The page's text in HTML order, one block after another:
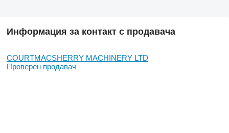
Информация за контакт с продавача
COURTMACSHERRY MACHINERY LTD
Проверен продавач